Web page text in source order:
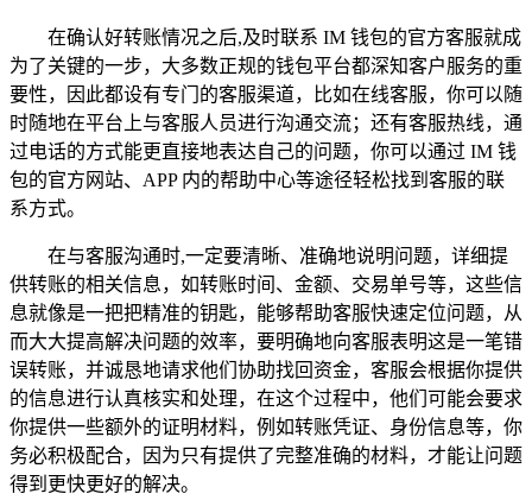
在确认好转账情况之后,及时联系 IM 钱包的官方客服就成
为了关键的一步，大多数正规的钱包平台都深知客户服务的重
要性，因此都设有专门的客服渠道，比如在线客服，你可以随
时随地在平台上与客服人员进行沟通交流；还有客服热线，通
过电话的方式能更直接地表达自己的问题，你可以通过 IM 钱
包的官方网站、APP 内的帮助中心等途径轻松找到客服的联
系方式。
在与客服沟通时,一定要清晰、准确地说明问题，详细提
供转账的相关信息，如转账时间、金额、交易单号等，这些信
息就像是一把把精准的钥匙，能够帮助客服快速定位问题，从
而大大提高解决问题的效率，要明确地向客服表明这是一笔错
误转账，并诚恳地请求他们协助找回资金，客服会根据你提供
的信息进行认真核实和处理，在这个过程中，他们可能会要求
你提供一些额外的证明材料，例如转账凭证、身份信息等，你
务必积极配合，因为只有提供了完整准确的材料，才能让问题
得到更快更好的解决。